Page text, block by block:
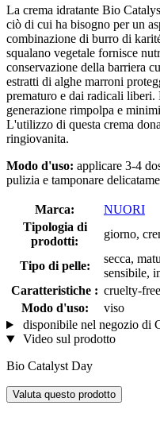
La crema idratante Bio
ciò di cui ha bisogno per un
combinazione di burro di
squalano vegetale fornisce
conservazione della barriera
estratti di alghe marroni
prematuro e dai radicali
generazione rimpolpa e
L'utilizzo di questa crema
ringiovanita.
Modo d'uso: applicare 3-4
pulizia e tamponare
Marca:
NUORI
Tipologia di
prodotti:
giorno,
Tipo di pelle:
secca,
sensibile,
Caratteristiche : cruelty-
Modo d'uso:
viso
disponibile nel negozio di
Video sul prodotto
Bio Catalyst Day
Valuta questo prodotto